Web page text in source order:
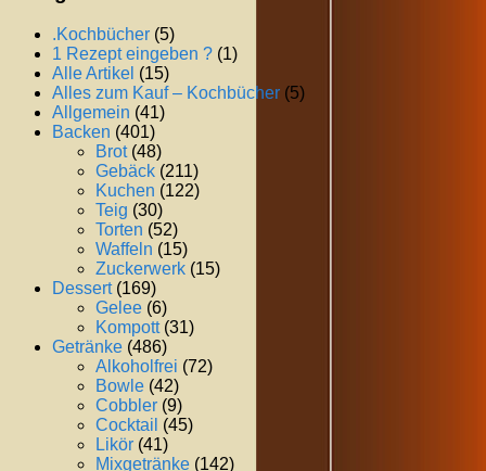
.Kochbücher (5)
1 Rezept eingeben ? (1)
Alle Artikel (15)
Alles zum Kauf – Kochbücher (5)
Allgemein (41)
Backen (401)
Brot(48)
Gebäck (211)
Kuchen (122)
Teig (30)
Torten (52)
Waffeln (15)
Zuckerwerk (15)
Dessert(169)
Gelee (6)
Kompott(31)
Getränke (486)
Alkoholfrei (72)
Bowle (42)
Cobbler (9)
Cocktail (45)
Likör (41)
Mixgetränke (142)